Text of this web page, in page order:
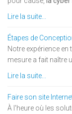
Lire la suite...
Étapes de
Notre expérience
mesure a fait naître
Lire la suite...
Faire son site
À l'heure où les